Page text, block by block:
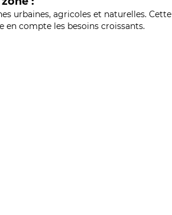
urbaines, agricoles et naturelles. Cette
compte les besoins croissants.